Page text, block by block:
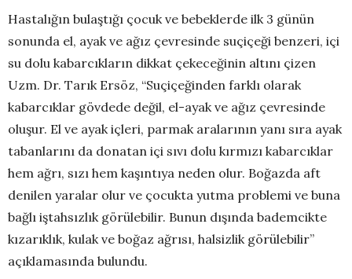
Hastalığın bulaştığı çocuk ve bebeklerde ilk 3 günün
sonunda el, ayak ve ağız çevresinde suçiçeği benzeri, içi
su dolu kabarcıkların dikkat çekeceğinin altını çizen
Uzm. Dr. Tarık Ersöz, “Suçiçeğinden farklı olarak
kabarcıklar gövdede değil, el-ayak ve ağız çevresinde
oluşur. El ve ayak içleri, parmak aralarının yanı sıra ayak
tabanlarını da donatan içi sıvı dolu kırmızı kabarcıklar
hem ağrı, sızı hem kaşıntıya neden olur. Boğazda aft
denilen yaralar olur ve çocukta yutma problemi ve buna
bağlı iştahsızlık görülebilir. Bunun dışında bademcikte
kızarıklık, kulak ve boğaz ağrısı, halsizlik görülebilir”
açıklamasında bulundu.